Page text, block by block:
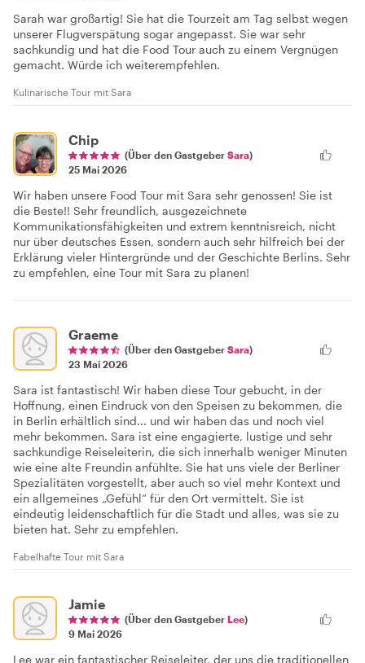
Sarah war großartig! Sie hat die Tourzeit am Tag selbst wegen
unserer Flugverspätung sogar angepasst. Sie war sehr
sachkundig und hat die Food Tour auch zu einem Vergnügen
gemacht. Würde ich weiterempfehlen.
Kulinarische Tour mit Sara
Chip
(Über den Gastgeber Sara)
25 Mai 2026
Wir haben unsere Food Tour mit Sara sehr genossen! Sie ist
die Beste!! Sehr freundlich, ausgezeichnete
Kommunikationsfähigkeiten und extrem kenntnisreich, nicht
nur über deutsches Essen, sondern auch sehr hilfreich bei der
Erklärung vieler Hintergründe und der Geschichte Berlins. Sehr
zu empfehlen, eine Tour mit Sara zu planen!
Graeme
(Über den Gastgeber Sara)
23 Mai 2026
Sara ist fantastisch! Wir haben diese Tour gebucht, in der
Hoffnung, einen Eindruck von den Speisen zu bekommen, die
in Berlin erhältlich sind... und wir haben das und noch viel
mehr bekommen. Sara ist eine engagierte, lustige und sehr
sachkundige Reiseleiterin, die sich innerhalb weniger Minuten
wie eine alte Freundin anfühlte. Sie hat uns viele der Berliner
Spezialitäten vorgestellt, aber auch so viel mehr Kontext und
ein allgemeines „Gefühl“ für den Ort vermittelt. Sie ist
eindeutig leidenschaftlich für die Stadt und alles, was sie zu
bieten hat. Sehr zu empfehlen.
Fabelhafte Tour mit Sara
Jamie
(Über den Gastgeber Lee)
9 Mai 2026
Lee war ein fantastischer Reiseleiter, der uns die traditionellen